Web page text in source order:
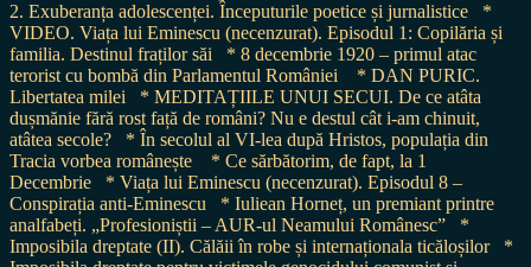
2. Exuberanța adolescenței. Începuturile poetice și jurnalistice
*
VIDEO. Viața lui Eminescu (necenzurat). Episodul 1: Copilăria și
familia. Destinul fraților săi
* 8 decembrie 1920 – primul atac
terorist cu bombă din Parlamentul României
* DAN PURIC.
Libertatea milei
* MEDITAȚIILE UNUI SECUI. De ce atâta
dușmănie fără rost față de români? Nu e destul cât i-am chinuit,
atâtea secole?
* În secolul al VI-lea după Hristos, populația din
Tracia vorbea românește
* Ce sărbătorim, de fapt, la 1
Decembrie
* Viața lui Eminescu (necenzurat). Episodul 8 –
Conspirația anti-Eminescu
* Iuliean Horneț, un premiant printre
analfabeți. „Profesioniștii – AUR-ul Neamului Românesc”
*
Imposibila dreptate (II). Călăii în robe și internaționala ticăloșilor
*